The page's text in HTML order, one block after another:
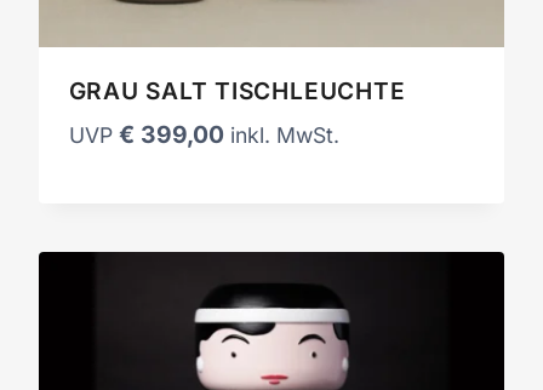
GRAU SALT TISCHLEUCHTE
UVP € 399,00 inkl. MwSt.